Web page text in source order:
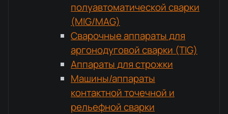
полуавтоматической сварки
(MIG/MAG)
Сварочные аппараты для
аргонодуговой сварки (TIG)
Аппараты для строжки
Машины/аппараты
контактной точечной и
рельефной сварки